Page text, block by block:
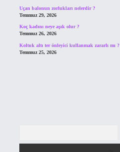
Uçan balonun zorlukları nelerdir ?
Temmuz 29, 2026
Koç kadını neye aşık olur ?
Temmuz 26, 2026
Koltuk altı ter önleyici kullanmak zararlı mı ?
Temmuz 25, 2026